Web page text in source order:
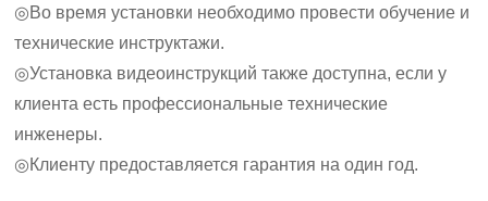
◎Во время установки необходимо провести обучение и
технические инструктажи.
◎Установка видеоинструкций также доступна, если у
клиента есть профессиональные технические
инженеры.
◎Клиенту предоставляется гарантия на один год.